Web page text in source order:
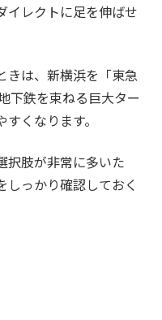
イレクトに足を伸ばせ
きは、新横浜を「東急
下鉄を束ねる巨大ター
くなります。
択肢が非常に多いた
しっかり確認しておく